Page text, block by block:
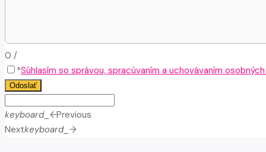
0 /
*Súhlasím so správou, spracúvaním a uchovávaním
Odoslať
keyboard_arrow_leftPrevious
Nextkeyboard_arrow_right